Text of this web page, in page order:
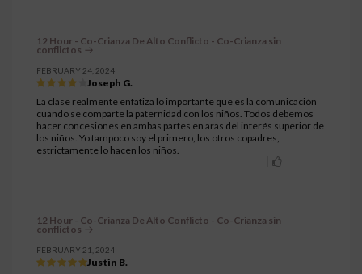
12 Hour - Co-Crianza De Alto Conflicto - Co-Crianza sin
conflictos
FEBRUARY 24, 2024
Joseph G.
La clase realmente enfatiza lo importante que es la comunicación
cuando se comparte la paternidad con los niños. Todos debemos
hacer concesiones en ambas partes en aras del interés superior de
los niños. Yo tampoco soy el primero, los otros copadres,
estrictamente lo hacen los niños.
12 Hour - Co-Crianza De Alto Conflicto - Co-Crianza sin
conflictos
FEBRUARY 21, 2024
Justin B.